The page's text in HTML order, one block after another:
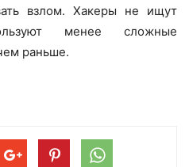
взлом. Хакеры не ищут
менее сложные
раньше.